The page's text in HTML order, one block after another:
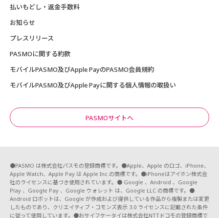
払いもどし・返金手数料
お知らせ
プレスリリース
PASMOに関する約款
モバイルPASMO及びApple PayのPASMO会員規約
モバイルPASMO及びApple Payに関する個人情報の取扱い
PASMOサイトへ
●PASMO は株式会社パスモの登録商標です。●Apple、Apple のロゴ、iPhone、
Apple Watch、Apple Pay は Apple Inc.の商標です。●iPhoneはアイホン株式会
社のライセンスに基づき使用されています。● Google 、Android 、Google
Play 、Google Pay 、Google ウォレット は、Google LLC の商標です。●
Android ロボットは、Google が作成および提供している作品から複製または変更
したものであり、クリエイティブ・コモンズ表示 3.0 ライセンスに記載された条件
に従って使用しています。●おサイフケータイは株式会社NTTドコモの登録商標で